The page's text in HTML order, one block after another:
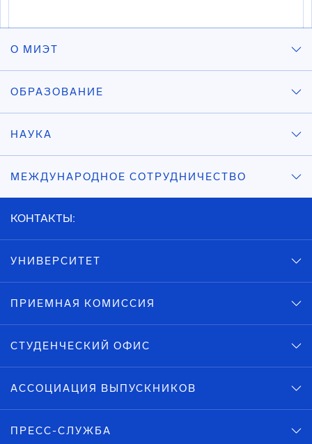
О МИЭТ
ОБРАЗОВАНИЕ
НАУКА
МЕЖДУНАРОДНОЕ СОТРУДНИЧЕСТВО
КОНТАКТЫ:
УНИВЕРСИТЕТ
ПРИЕМНАЯ КОМИССИЯ
СТУДЕНЧЕСКИЙ ОФИС
АССОЦИАЦИЯ ВЫПУСКНИКОВ
ПРЕСС-СЛУЖБА